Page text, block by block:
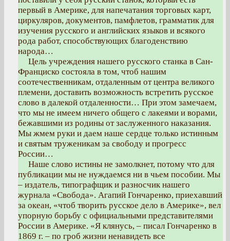
первый в Америке, для напечатания торговых карт,
циркуляров, документов, памфлетов, грамматик для
изучения русского и английских языков и всякого
рода работ, способствующих благоденствию
народа…
Цель учреждения нашего русского станка в Сан-
Франциско состояла в том, чтоб нашим
соотечественникам, отдаленным от центра великого
племени, доставить возможность встретить русское
слово в далекой отдаленности… При этом замечаем,
что мы не имеем ничего общего с лакеями и ворами,
бежавшими из родины от заслуженного наказания.
Мы жмем руки и даем наше сердце только истинным
и святым труженикам за свободу и прогресс
России…
Наше слово истины не замолкнет, потому что для
публикации мы не нуждаемся ни в чьем пособии. Мы
– издатель, типографщик и разносчик нашего
журнала «Свобода». Агапий Гончаренко, приехавший
за океан, «чтоб творить русское дело в Америке», вел
упорную борьбу с официальными представителями
России в Америке. «Я клянусь, – писал Гончаренко в
1869 г. – по гроб жизни ненавидеть все